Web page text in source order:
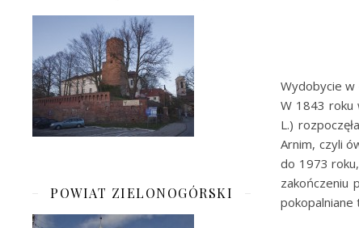
POWIAT ZIELONOGÓRSKI
Wydobycie w
W 1843 roku
L.)
Arnim, czyli
do 1973
zakończeniu